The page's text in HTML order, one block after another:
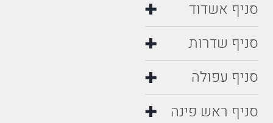
סניף אשדוד
סניף שדרות
סניף עפולה
סניף ראש פינה